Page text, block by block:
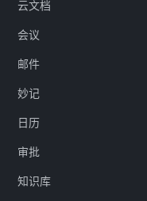
云文档
会议
邮件
妙记
日历
审批
知识库